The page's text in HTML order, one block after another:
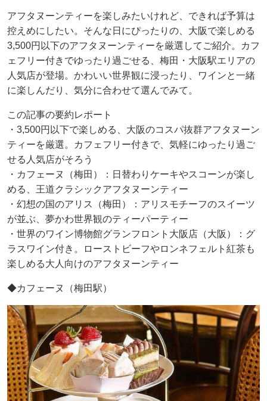
アフタヌーンティーを楽しみたいけれど、できれば予算は
控えめにしたい。そんな日にぴったりの、大阪で楽しめる
3,500円以下のアフタヌーンティーを厳選してご紹介。カフ
ェフリー付きでゆったり過ごせる、梅田・大阪駅エリアの
人気店が登場。かわいい世界観に浸ったり、ワインと一緒
に楽しんだり、気分に合わせて選んでみて。
この記事の要約レポート
・3,500円以下で楽しめる、大阪のコスパ抜群アフタヌーン
ティーを厳選。カフェフリー付きで、気軽にゆったり過ご
せる人気店がそろう
・カフェーヌ（梅田）：日替わりケーキやスコーンが楽し
める、王道クラシックアフタヌーンティー
・幻想の国のアリス（梅田）：アリスモチーフのスイーツ
が並ぶ、夢かわ世界観のティーパーティー
・世界のワイン博物館グランフロント大阪店（大阪）：グ
ラスワイン付き。ローストビーフやロンネフェルト紅茶も
楽しめる大人向けのアフタヌーンティー
◆カフェーヌ（梅田駅）